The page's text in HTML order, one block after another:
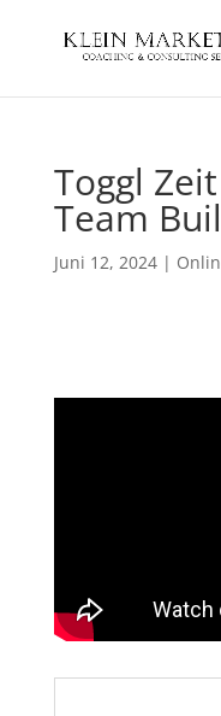
Toggl
Team
Juni 12, 2024|